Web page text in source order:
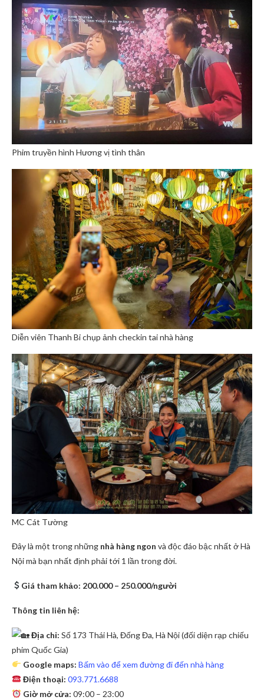
Phim truyền hình Hương vị tình thân
Diễn viên Thanh Bi chụp ảnh checkin tai nhà hàng
MC Cát Tường
Đây là một trong những nhà hàng ngon và độc đáo bậc nhất ở Hà
Nội mà bạn nhất định phải tới 1 lần trong đời.
Giá tham khảo: 200.000 – 250.000/người
Thông tin liên hệ:
Địa chỉ: Số 173 Thái Hà, Đống Đa, Hà Nội (đối diện rạp chiếu
phim Quốc Gia)
Google maps: Bấm vào để xem đường đi đến nhà hàng
Điện thoại: 093.771.6688
Giờ mở cửa: 09:00 – 23:00